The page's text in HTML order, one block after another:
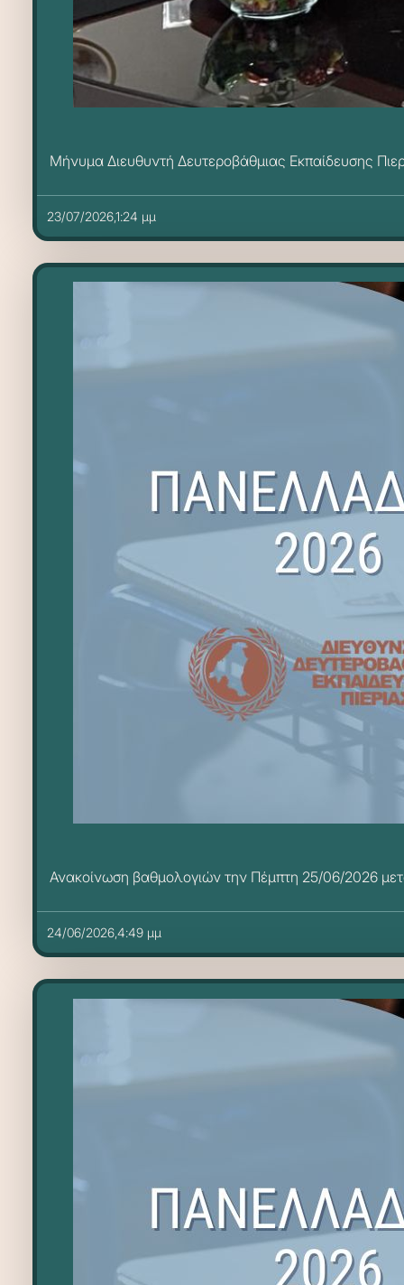
Μήνυμα Διευθυντή Δευτεροβάθμιας Εκπαίδευσης
23/07/2026,1:24 μμ
Ανακοίνωση βαθμολογιών την Πέμπτη 25/06/2026
24/06/2026,4:49 μμ